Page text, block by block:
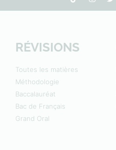
RÉVISIONS
Toutes les matières
Méthodologie
Baccalauréat
Bac de Français
Grand Oral